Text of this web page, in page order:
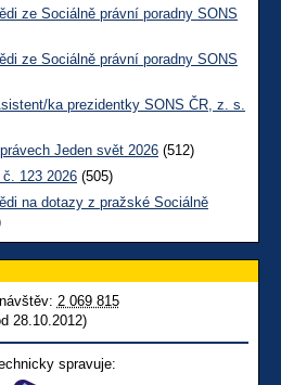
ze Sociálně právní poradny SONS
ze Sociálně právní poradny SONS
ka prezidentky SONS ČR, z. s.
Jeden svět 2026 (512)
123 2026 (505)
na dotazy z pražské Sociálně
2 069 815
28.10.2012)
spravuje: